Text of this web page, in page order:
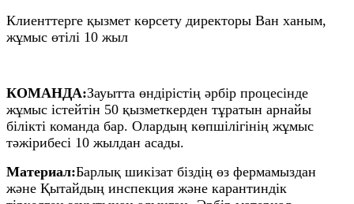
Клиенттерге қызмет көрсету директоры Ван ханым,
жұмыс өтілі 10 жыл
КОМАНДА:Зауытта өндірістің әрбір процесінде
жұмыс істейтін 50 қызметкерден тұратын арнайы
білікті команда бар. Олардың көпшілігінің жұмыс
тәжірибесі 10 жылдан асады.
Материал:Барлық шикізат біздің өз фермамыздан
және Қытайдың инспекция және карантиндік